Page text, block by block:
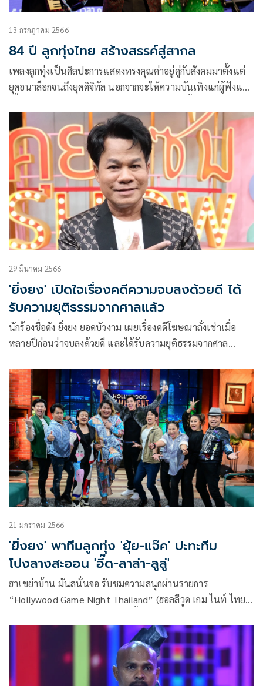
13 กรกฎาคม 2566
84 ปี ลูกทุ่งไทย สร้างสรรค์สู่สากล
เพลงลูกทุ่งเป็นศิลปะการแสดงทรงคุณค่าอยู่คู่กับสังคมมาตั้งแต่
ยุคอนาล็อกจนถึงยุคดิจิทัล นอกจากจะให้ความบันเทิงแก่ผู้ฟังแล้ว
วัฒนธรรม สังคม ความรัก ขณะที่ภาษาในเพลงลูกทุ่งมีเอกลักษณ์
29 มีนาคม 2566
'ยิ่งยง' เปิดใจเรื่องคดีความจบลงด้วยดี ได้
รับความยุติธรรมจากศาลแล้ว
นักร้องชื่อดัง ยิ่งยง ยอดบัวงาม เผยเรื่องคดีโฆษณาถั่งเช่าเมื่อ
หลายปีก่อนว่าจบลงด้วยดี และได้รับความยุติธรรมจากศาล
21 มกราคม 2566
'ยิ่งยง' พาทีมลูกทุ่ง 'ยุ้ย-แจ๊ค' ปะทะทีม
โปงลางสะออน 'อี๊ด-ลาล่า-ลูลู่'
ฮาเขย่าบ้าน มันสนั่นจอ รับชมความสนุกผ่านรายการ
“Hollywood Game Night Thailand” (ฮอลลีวูด เกม ไนท์ ไทย
MONO29 ล่าสุดระเบิดสงครามปั่นประสาทปะทะความฮา
ระหว่างทีมลูกทุ่งปะทะทีมโปงลางสะออนสนั่นเวที